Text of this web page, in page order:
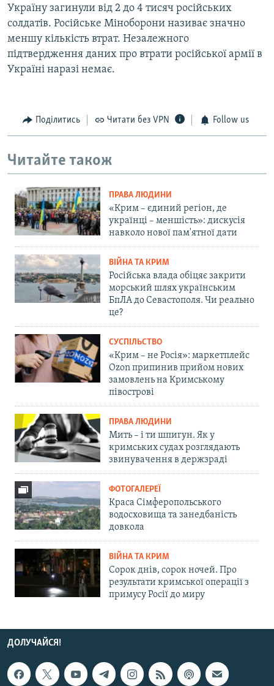
Україну загинули від 2 до 4 тисяч російських
солдатів. Російське Міноборони називає значно
меншу кількість втрат. Незалежного
підтвердження даних про втрати російської армії в
Україні наразі немає.
Поділитись Читати без VPN Follow us
Читайте також
ПРАВА ЛЮДИНИ
«Крим – єдиний регіон, де
українці – меншість»: дискусія
навколо нової пам'ятної дати
ВІЙНА ТА КРИМ
Російська влада обіцяє закрити
морський шлях українським
БпЛА до Севастополя. Чи реально
це?
СУСПІЛЬСТВО
«Крим – не Росія»: маркетплейс
Ozon припинив прийом нових
замовлень на Кримському
півострові
ПРАВА ЛЮДИНИ
Мить – і ти шпигун. Як у
кримських судах розглядають
звинувачення в держзраді
ФОТОГАЛЕРЕЇ
Краса Сімферопольського
водосховища та занедбаність
довкола
ВІЙНА ТА КРИМ
Сорок днів, сорок ночей. Про
результати кримської операції з
примусу Росії до миру
ДОЛУЧАЙСЯ!